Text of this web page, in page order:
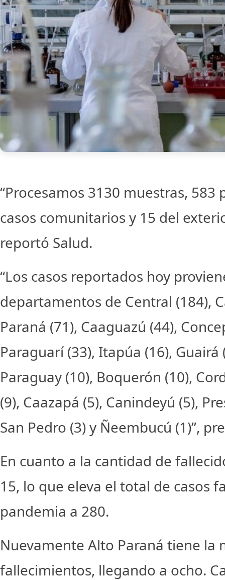
“Procesamos 3130 muestras, 583
casos comunitarios y 15 del
reportó Salud.
“Los casos reportados hoy
departamentos de Central (184),
Paraná (71), Caaguazú (44),
Paraguarí (33), Itapúa (16), Guairá
Paraguay (10), Boquerón (10),
(9), Caazapá (5), Canindeyú (5),
San Pedro (3) y Ñeembucú (1)”,
En cuanto a la cantidad de
15, lo que eleva el total de casos
pandemia a 280.
Nuevamente Alto Paraná tiene la
fallecimientos, llegando a ocho.